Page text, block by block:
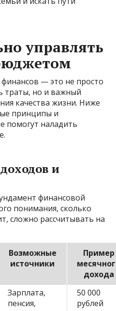
управлять
— это не просто
траты, но и важный
качества жизни. Ниже
принципы и
помогут наладить
и
финансовой
понимания, сколько
сложно рассчитывать на
Возможные
источники
Пример
дохода
Зарплата,
пенсия,
50 000
рублей